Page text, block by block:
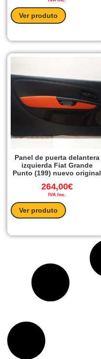
Ver produto
Panel de puerta delantera
izquierda Fiat Grande
Punto (199) nuevo original
264,00€
IVA Inc.
Ver produto